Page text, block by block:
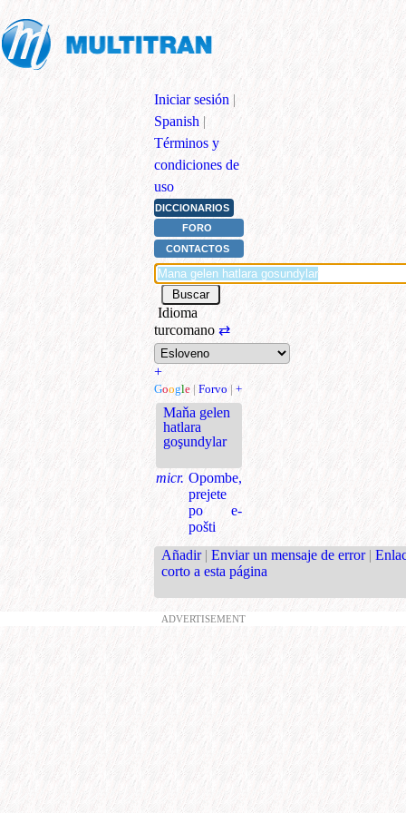
Iniciar sesión |
Spanish |
Términos y
condiciones de
uso
DICCIONARIOS
FORO
CONTACTOS
Idioma
turcomano ⇄
+
Google | Forvo | +
Maňa gelen
hatlara
goşundylar
micr. Opombe,
prejete
po e-
pošti
Añadir | Enviar un mensaje de error |
corto a esta página
ADVERTISEMENT